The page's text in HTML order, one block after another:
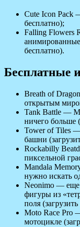
Cute Icon Pack
бесплатно);
Falling Flowers
анимированные
бесплатно).
Бесплатные
Breath of
открытым
Tank Battle —
ничего больше
Tower of Tiles
башни
Rockabilly
пиксельной
Mandala
нужно искать
Neonimo — еще
фигуры из
поля
Moto Race Pro
мотоцикле